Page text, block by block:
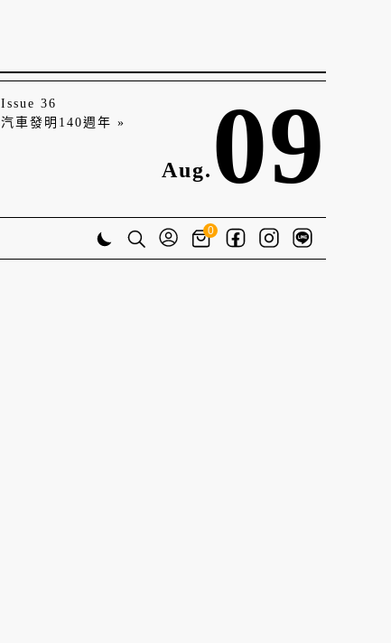
Issue 36
汽車發明140週年 »
Aug. 09
0